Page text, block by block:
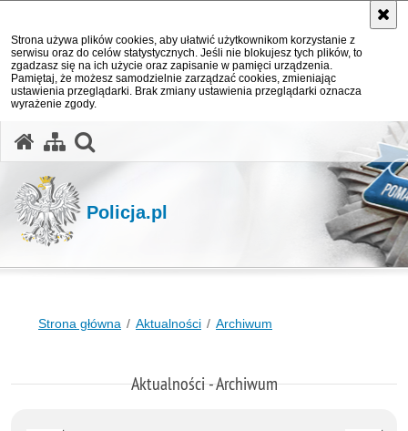
Strona używa plików cookies, aby ułatwić użytkownikom korzystanie z
serwisu oraz do celów statystycznych. Jeśli nie blokujesz tych plików, to
zgadzasz się na ich użycie oraz zapisanie w pamięci urządzenia.
Pamiętaj, że możesz samodzielnie zarządzać cookies, zmieniając
ustawienia przeglądarki. Brak zmiany ustawienia przeglądarki oznacza
wyrażenie zgody.
Policja.pl
Strona główna Aktualności Archiwum
Aktualności - Archiwum